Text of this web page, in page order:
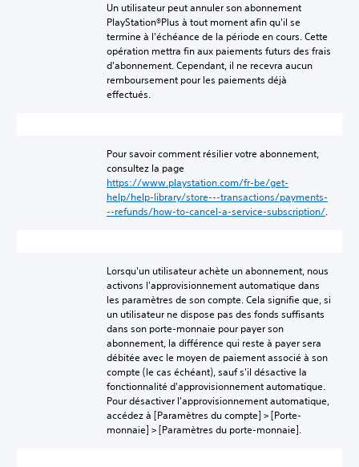
Un utilisateur peut annuler son abonnement
PlayStation®Plus à tout moment afin qu'il se
termine à l'échéance de la période en cours. Cette
opération mettra fin aux paiements futurs des frais
d'abonnement. Cependant, il ne recevra aucun
remboursement pour les paiements déjà
effectués.
Pour savoir comment résilier votre abonnement,
consultez la page
https://www.playstation.com/fr-be/get-
help/help-library/store---transactions/payments-
--refunds/how-to-cancel-a-service-subscription/.
Lorsqu'un utilisateur achète un abonnement, nous
activons l'approvisionnement automatique dans
les paramètres de son compte. Cela signifie que, si
un utilisateur ne dispose pas des fonds suffisants
dans son porte-monnaie pour payer son
abonnement, la différence qui reste à payer sera
débitée avec le moyen de paiement associé à son
compte (le cas échéant), sauf s'il désactive la
fonctionnalité d'approvisionnement automatique.
Pour désactiver l'approvisionnement automatique,
accédez à [Paramètres du compte] > [Porte-
monnaie] > [Paramètres du porte-monnaie].